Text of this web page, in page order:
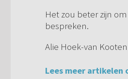
Het zou beter zijn
bespreken.
Alie Hoek-van Kooten
Lees meer artikelen